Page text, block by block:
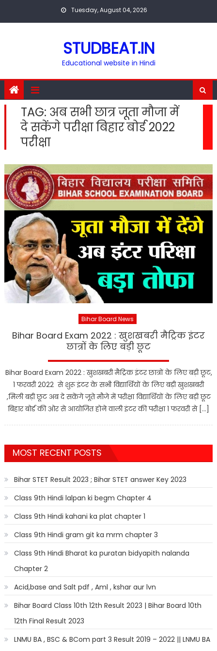
Tuesday, August 04, 2026
STUDBEAT.IN
Educational website in Hindi
TAG: अब सभी छात्र जूता मौजा में
दे सकेंगे परीक्षा बिहार बोर्ड 2022
परीक्षा
Bihar Board News
Bihar Board Exam 2022 : खुशखबरी मैट्रिक इंटर
छात्रों के लिए बड़ी छूट
Bihar Board Exam 2022 : खुशखबरी मैट्रिक इंटर छात्रों के लिए बड़ी छूट,
1 फरवरी 2022 से शुरू इंटर के सभी विद्यार्थियों के लिए बड़ी खुशखबरी
,मिली बड़ी छूट अब दे सकेंगे जूते मौजे में परीक्षा विद्यार्थियों के लिए बड़ी छूट
बिहार बोर्ड की ओर से आयोजित होने वाली इंटर की परीक्षा 1 फरवरी से […]
MOST RECENT POSTS
Bihar STET Result 2023 ; Bihar STET answer Key 2023
Class 9th Hindi lalpan ki begm Chapter 4
Class 9th Hindi kahani ka plat chapter 1
Class 9th Hindi gram git ka mrm chapter 3
Class 9th Hindi Bharat ka puratan bidyapith nalanda
Chapter 2
Acid,base and Salt pdf , Aml , kshar aur lvn
Bihar Board Class 10th 12th Result 2023 | Bihar Board 10th
12th Final Result 2023
LNMU BA , BSC & BCom part 3 Result 2019 – 2022 || LNMU BA